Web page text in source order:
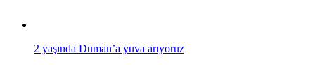
2 yaşında Duman’a yuva arıyoruz